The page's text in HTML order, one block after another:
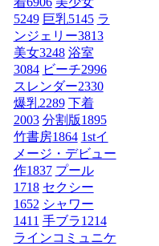
5249 巨乳5145 ラ
ンジェリー3813
美女3248 浴室
3084 ビーチ2996
スレンダー2330
爆乳2289 下着
2003 分割版1895
竹書房1864 1stイ
メージ・デビュー
作1837 プール
1718 セクシー
1652 シャワー
1411 手ブラ1214
ラインコミュニケ